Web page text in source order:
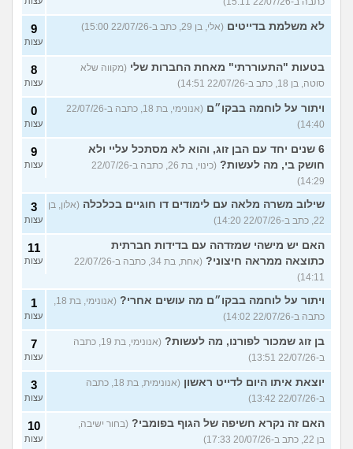
לא משלמת בדייטים (אלי, בן 29, כתב ב-22/07/26 15:00) 9
עצות
בטעות "התעוררתי" מאחת החברות שלי (מקווה שלא
סוטה, בן 18, כתב ב-22/07/26 14:51)
8
עצות
ויתור על לוחמה בבקו״ם
(אנונימי, בת 18, כתבה ב-22/07/26
14:40)
0
עצות
6 שנים יחד עם הבן זוג, והוא לא מסתכל עליי ולא
חושק בי, מה לעשות?
(כינוי, בת 26, כתבה ב-22/07/26
14:29)
9
עצות
שילוב משרה מלאה עם לימודים דו חוגיים בכלכלה (אלון, בן
22, כתב ב-22/07/26 14:20)
3
עצות
האם יש מישהי שמזדהה עם בדידות חברתית
כתוצאה ממראה חיצוני?
(אחת, בת 34, כתבה ב-22/07/26
14:11)
11
עצות
ויתור על לוחמה בבקו״ם מה עושים אחרי?
(אנונימי, בת 18,
כתבה ב-22/07/26 14:02)
1
עצות
בן זוג שמכור לפורנו, מה לעשות?
(אנונימי, בת 19, כתבה
ב-22/07/26 13:51)
7
עצות
יוצאת איתו היום לדייט ראשון
(אנונימית, בת 18, כתבה
ב-22/07/26 13:42)
3
עצות
האם זה נקרא חשיפה של הגוף בפומבי? (בחור ישיבה,
בן 22, כתב ב-20/07/26 17:33)
10
עצות